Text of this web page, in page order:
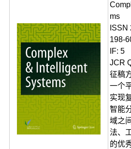
ms
198-
IF: 5
JCR
征稿
一个
实现
智能
域之
法、
的优